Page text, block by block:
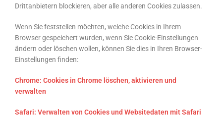
Drittanbietern blockieren, aber alle anderen Cookies zulassen.
Wenn Sie feststellen möchten, welche Cookies in Ihrem
Browser gespeichert wurden, wenn Sie Cookie-Einstellungen
ändern oder löschen wollen, können Sie dies in Ihren Browser-
Einstellungen finden:
Chrome: Cookies in Chrome löschen, aktivieren und
verwalten
Safari: Verwalten von Cookies und Websitedaten mit Safari